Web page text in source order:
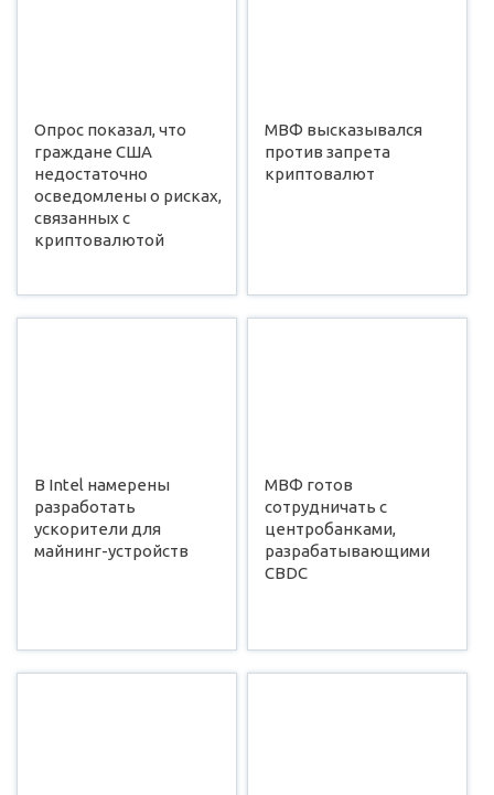
Опрос показал, что
граждане США
недостаточно
осведомлены о рисках,
связанных с
криптовалютой
МВФ высказывался
против запрета
криптовалют
В Intel намерены
разработать
ускорители для
майнинг-устройств
МВФ готов
сотрудничать с
центробанками,
разрабатывающими
CBDC